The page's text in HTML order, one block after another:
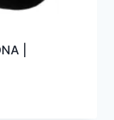
|